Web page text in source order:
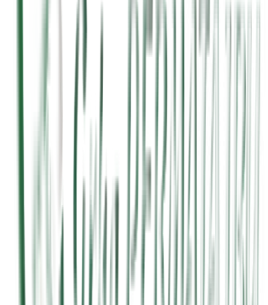
RS Grha Permata Ibu
Buka 24 jam • Parkir luas • Akses mudah